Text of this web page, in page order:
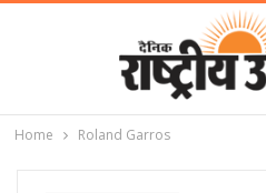
Home Roland Garros